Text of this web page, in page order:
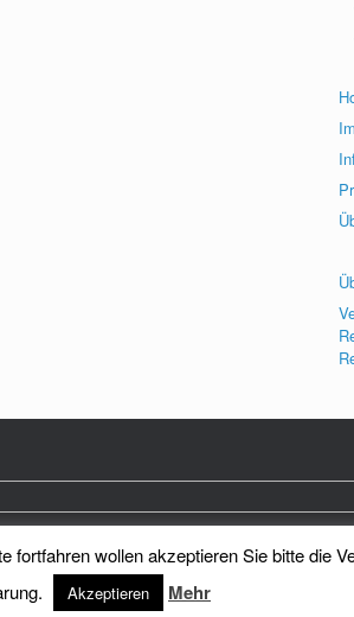
und Land e.V. Theme bySiteOrigin
wollen akzeptieren Sie bitte die
Akzeptieren Mehr